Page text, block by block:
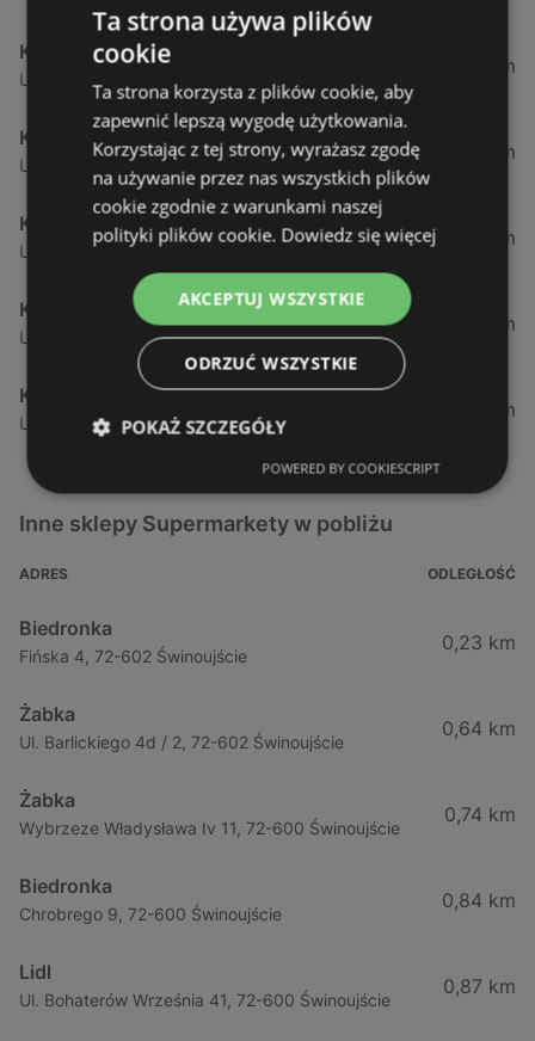
Kaufland
Ul. Wolińska 11, 72-100 Goleniów
52,51 km
Kaufland
Ul. Ofiar Oświęcimia 14b, 71-537 Szczecin
54,67 km
Kaufland
Ul. Floriana Krygiera 7, 71-001 Szczecin
58,71 km
Kaufland
Ul. Starogrodzka 4, 72-300 Gryfice
61,27 km
Kaufland
Ul. Struga 29, 70-807 Szczecin
63,41 km
Inne sklepy Supermarkety w pobliżu
ADRES ODLEGŁOŚĆ
Biedronka
Fińska 4, 72-602 Świnoujście
0,23 km
Żabka
Ul. Barlickiego 4d / 2, 72-602 Świnoujście
0,64 km
Żabka
Wybrzeze Władysława Iv 11, 72-600 Świnoujście
0,74 km
Biedronka
Chrobrego 9, 72-600 Świnoujście
0,84 km
Lidl
Ul. Bohaterów Września 41, 72-600 Świnoujście
0,87 km
Ta strona używa plików
cookie
Ta strona korzysta z plików cookie, aby
zapewnić lepszą wygodę użytkowania.
Korzystając z tej strony, wyrażasz zgodę
na używanie przez nas wszystkich plików
cookie zgodnie z warunkami naszej
polityki plików cookie. Dowiedz się więcej
AKCEPTUJ WSZYSTKIE
ODRZUĆ WSZYSTKIE
POKAŻ SZCZEGÓŁY
POWERED BY COOKIESCRIPT